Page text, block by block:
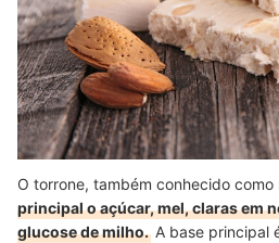
O torrone, também conhecido como
principal o açúcar, mel, claras em
glucose de milho. A base principal